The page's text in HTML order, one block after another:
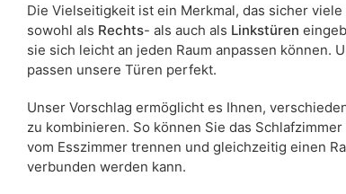
Die Vielseitigkeit ist ein Merkmal, das sicher
sowohl als Rechts- als auch als Linkstüren
sie sich leicht an jeden Raum anpassen können.
passen unsere Türen perfekt.
Unser Vorschlag ermöglicht es Ihnen,
zu kombinieren. So können Sie das
vom Esszimmer trennen und gleichzeitig einen
verbunden werden kann.